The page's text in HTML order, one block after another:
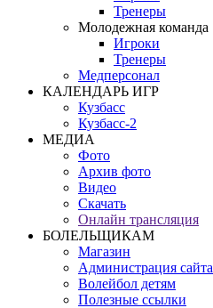
Тренеры
Молодежная команда
Игроки
Тренеры
Медперсонал
КАЛЕНДАРЬ ИГР
Кузбасс
Кузбасс-2
МЕДИА
Фото
Архив фото
Видео
Скачать
Онлайн трансляция
БОЛЕЛЬЩИКАМ
Магазин
Администрация сайта
Волейбол детям
Полезные ссылки